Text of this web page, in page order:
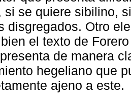
si se quiere sibilino,
disgregados. Otro
el texto de
de manera
hegeliano que
ajeno a este.